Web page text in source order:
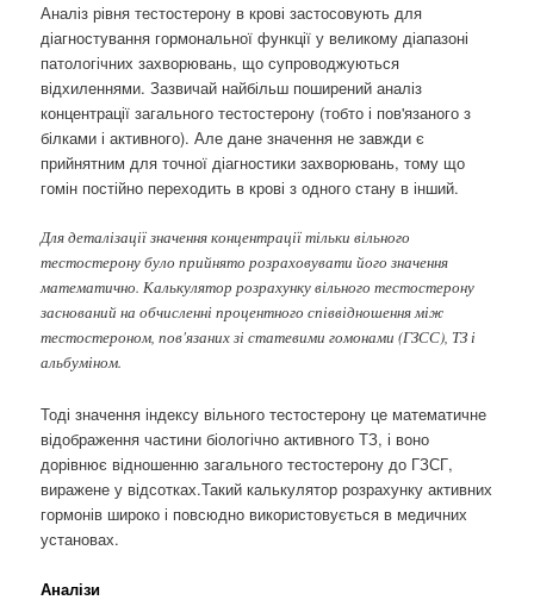
Аналіз рівня тестостерону в крові застосовують для
діагностування гормональної функції у великому діапазоні
патологічних захворювань, що супроводжуються
відхиленнями. Зазвичай найбільш поширений аналіз
концентрації загального тестостерону (тобто і пов'язаного з
білками і активного). Але дане значення не завжди є
прийнятним для точної діагностики захворювань, тому що
гомін постійно переходить в крові з одного стану в інший.
Для деталізації значення концентрації тільки вільного
тестостерону було прийнято розраховувати його значення
математично. Калькулятор розрахунку вільного тестостерону
заснований на обчисленні процентного співвідношення між
тестостероном, пов'язаних зі статевими гомонами (ГЗСС), ТЗ і
альбуміном.
Тоді значення індексу вільного тестостерону це математичне
відображення частини біологічно активного ТЗ, і воно
дорівнює відношенню загального тестостерону до ГЗСГ,
виражене у відсотках.Такий калькулятор розрахунку активних
гормонів широко і повсюдно використовується в медичних
установах.
Аналізи